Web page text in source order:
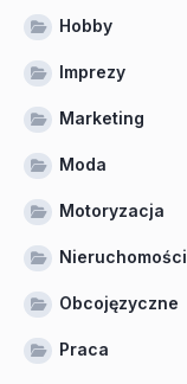
Hobby
Imprezy
Marketing
Moda
Motoryzacja
Nieruchomości
Obcojęzyczne
Praca